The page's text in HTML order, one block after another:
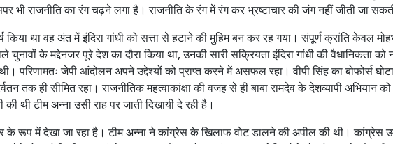
औ
र
रा
ज
नी
ति
क
ग
भी राजनीति का रंग चढ़ने लगा है। राजनीति के रंग में रंग कर भ्रष्टाचार की जंग नहीं जीती जा
किया था वह अंत में इंदिरा गांधी को सत्ता से हटाने की मुहिम बन कर रह गया। संपूर्ण क्रांति केवल
के मद्देनजर पूरे देश का दौरा किया था, उनकी सारी सक्रियता इंदिरा गांधी की वैधानिकता को
परिणामतः जेपी आंदोलन अपने उद्देश्यों को प्राप्त करने में असफल रहा। वीपी सिंह का बोफोर्स
तक ही सीमित रहा। राजनीतिक महत्वाकांक्षा की वजह से ही बाबा रामदेव के देशव्यापी अभियान
की थी टीम अन्ना उसी राह पर जाती दिखायी दे रही है।
के रूप में देखा जा रहा है। टीम अन्ना ने कांग्रेस के खिलाफ वोट डालने की अपील की थी। कांग्रेस